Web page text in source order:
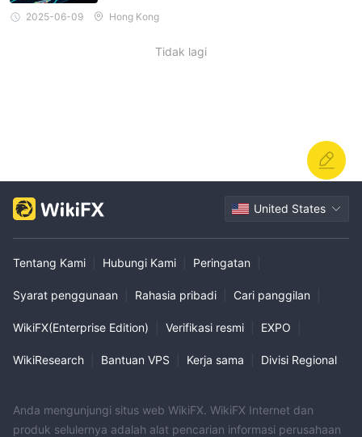
2025-06-09 Hong Kong
Tidak lagi
United States
Tentang Kami Hubungi Kami Peringatan
Syarat penggunaan Rahasia pribadi Cari panggilan
WikiFX(Enterprise Edition) Verifikasi resmi EXPO
WikiResearch Bantuan VPS Kerja sama Divisi Regional
Anda mengunjungi situs web WikiFX. WikiFX Internet dan
produk selulernya adalah alat pencarian informasi perusahaan